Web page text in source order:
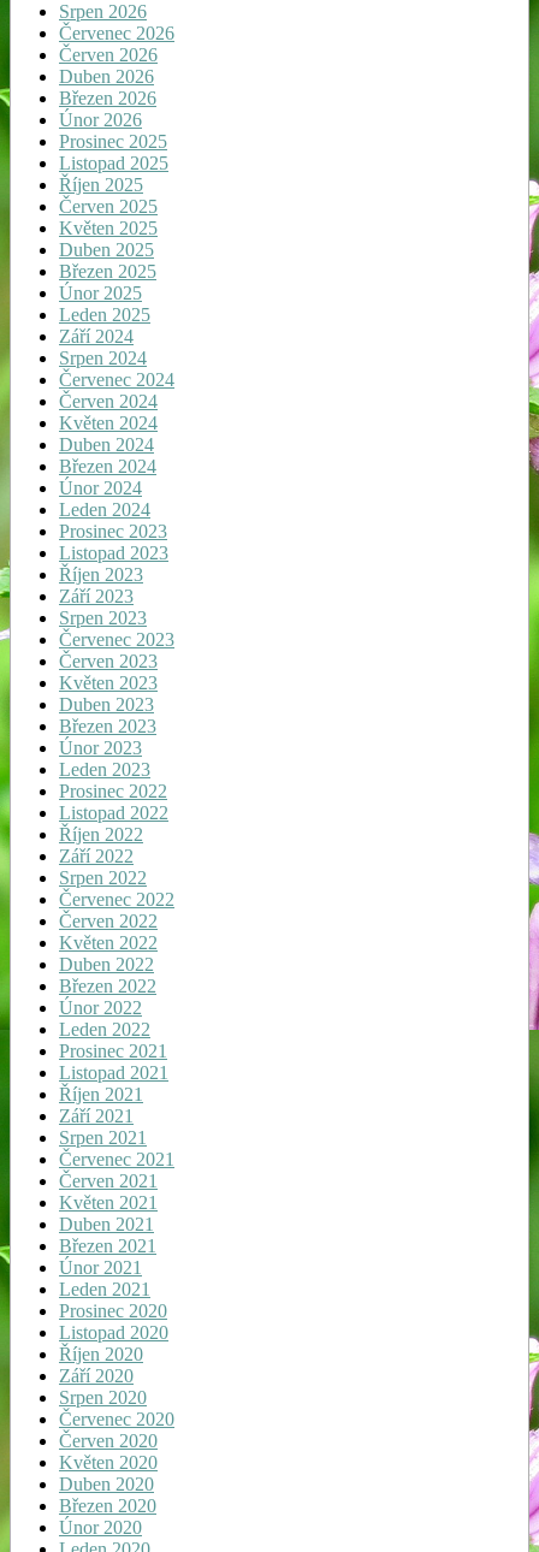
Srpen 2026
Červenec 2026
Červen 2026
Duben 2026
Březen 2026
Únor 2026
Prosinec 2025
Listopad 2025
Říjen 2025
Červen 2025
Květen 2025
Duben 2025
Březen 2025
Únor 2025
Leden 2025
Září 2024
Srpen 2024
Červenec 2024
Červen 2024
Květen 2024
Duben 2024
Březen 2024
Únor 2024
Leden 2024
Prosinec 2023
Listopad 2023
Říjen 2023
Září 2023
Srpen 2023
Červenec 2023
Červen 2023
Květen 2023
Duben 2023
Březen 2023
Únor 2023
Leden 2023
Prosinec 2022
Listopad 2022
Říjen 2022
Září 2022
Srpen 2022
Červenec 2022
Červen 2022
Květen 2022
Duben 2022
Březen 2022
Únor 2022
Leden 2022
Prosinec 2021
Listopad 2021
Říjen 2021
Září 2021
Srpen 2021
Červenec 2021
Červen 2021
Květen 2021
Duben 2021
Březen 2021
Únor 2021
Leden 2021
Prosinec 2020
Listopad 2020
Říjen 2020
Září 2020
Srpen 2020
Červenec 2020
Červen 2020
Květen 2020
Duben 2020
Březen 2020
Únor 2020